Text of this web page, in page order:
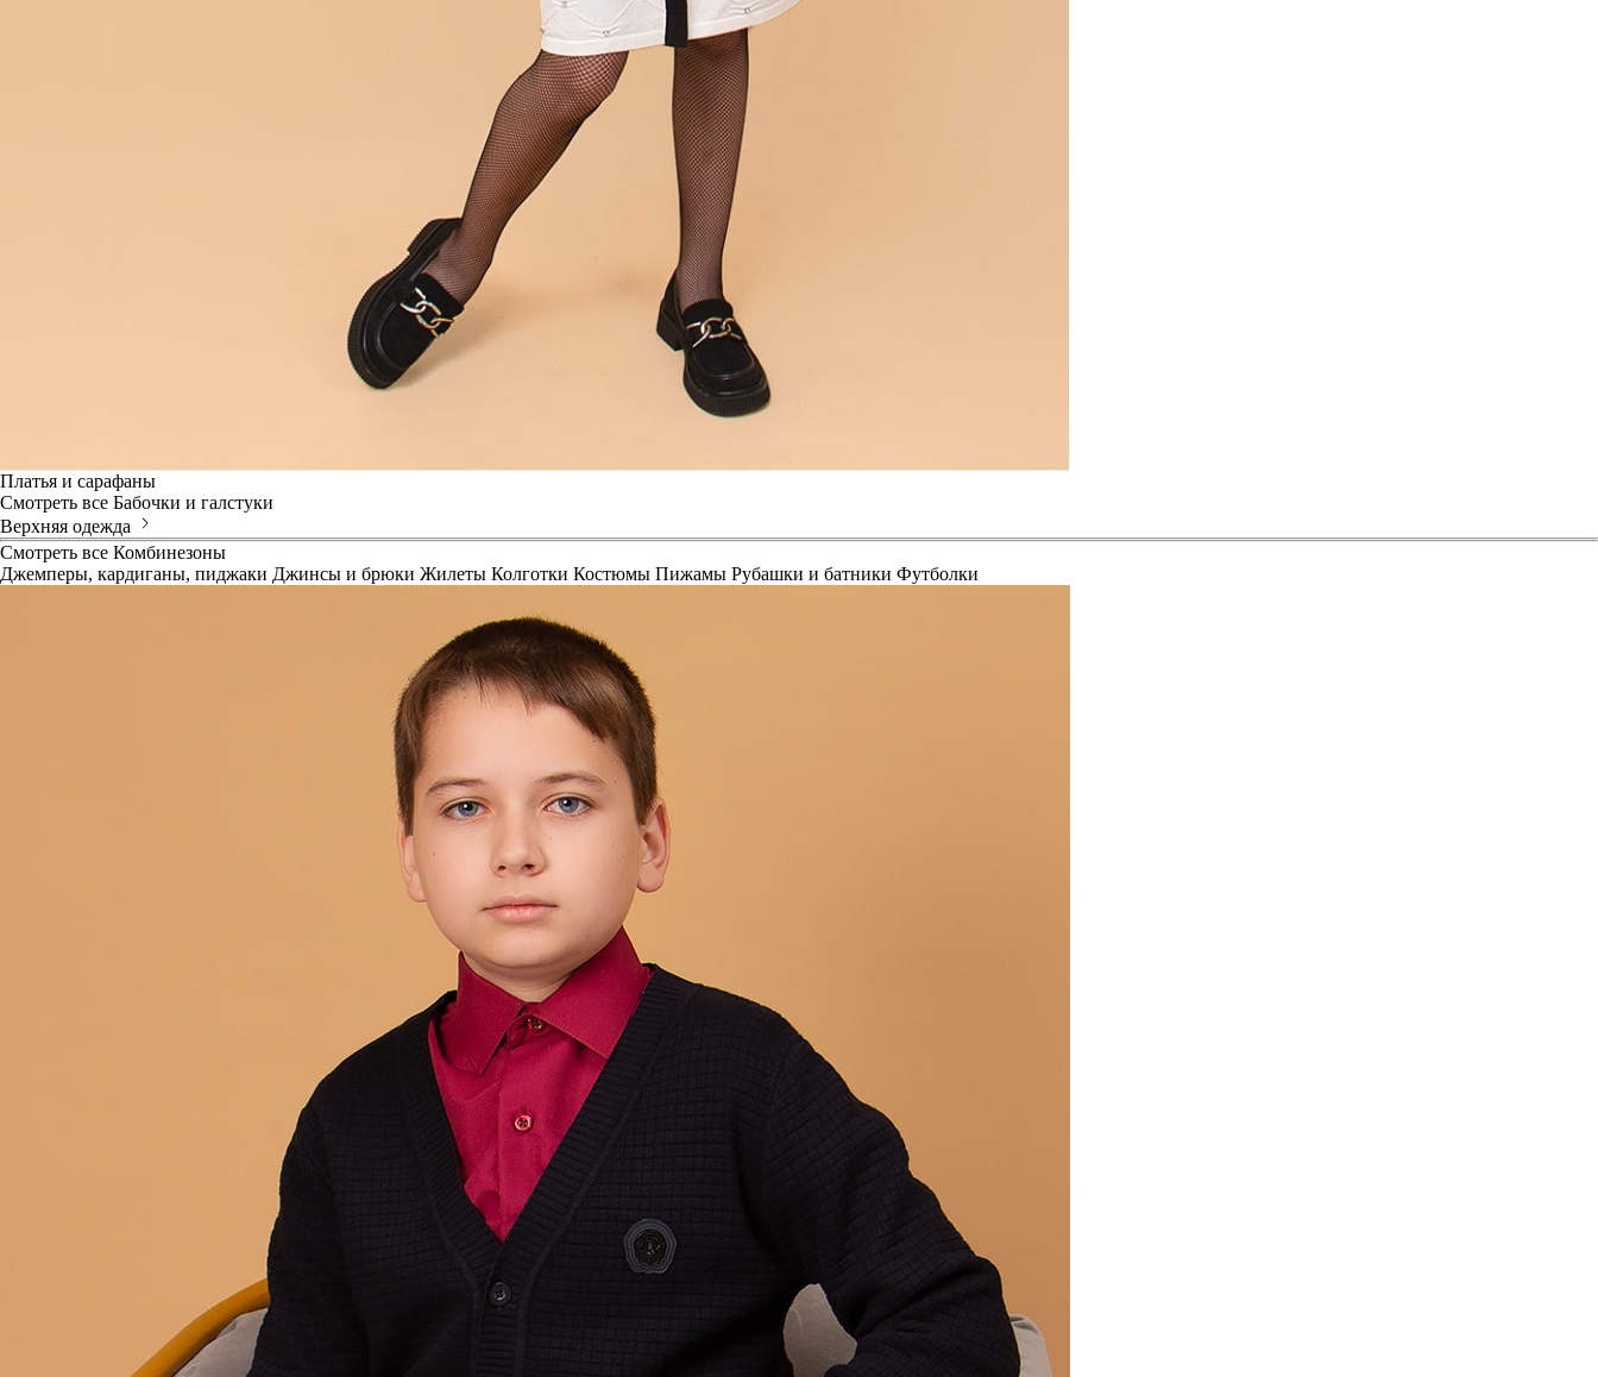
Платья и сарафаны
Смотреть все Бабочки и галстуки
Верхняя одежда
Смотреть все Комбинезоны
Джемперы, кардиганы, пиджаки Джинсы и брюки Жилеты Колготки Костюмы Пижамы Рубашки и батники Футболки